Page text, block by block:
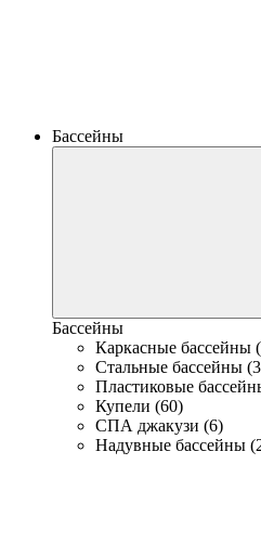
Бассейны
Бассейны
Каркасные бассейны
Стальные бассейны
Пластиковые
Купели (60)
СПА джакузи (6)
Надувные бассейны